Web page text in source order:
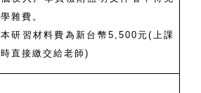
學雜費。
本研習材料費為新台幣5,500元(上課
時直接繳交給老師)